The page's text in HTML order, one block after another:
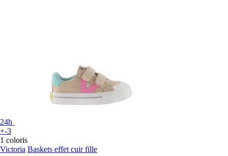
24h
+-3
1 coloris
Victoria Baskets effet cuir fille